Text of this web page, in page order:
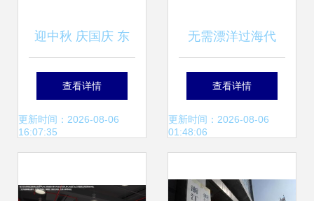
迎中秋 庆国庆 东
营综合保税区国际
商品展示交易中心
查看详情
更新时间：2026-08-06
16:07:35
无需漂洋过海代
购，西咸空港安奈
优让你一切无忧！
查看详情
更新时间：2026-08-06
01:48:06